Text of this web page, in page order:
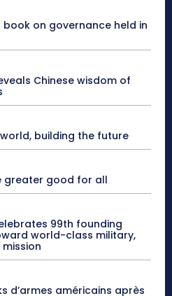
book on governance held in
Chinese wisdom of
building the future
greater good for all
99th founding
world-class military,
d’armes américains après